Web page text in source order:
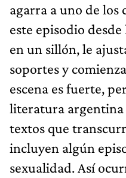
agarra a uno de los
este episodio
en un sillón, le
soportes y
escena es fuerte,
literatura argentina
textos que
incluyen algún
sexualidad. Así